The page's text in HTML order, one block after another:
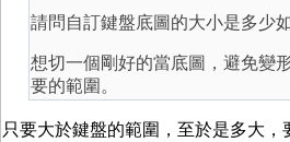
請問自訂鍵盤底圖的大小是多少
想切一個剛好的當底圖，避免變
要的範圍。
只要大於鍵盤的範圍，至於是多大，